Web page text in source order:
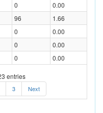
0
0.00
96
1.66
0
0.00
0
0.00
0 0.00
entries
3 Next